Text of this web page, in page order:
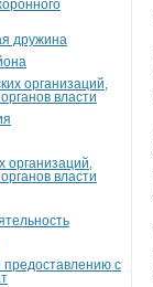
дружина
организаций,
власти
организаций,
власти
с